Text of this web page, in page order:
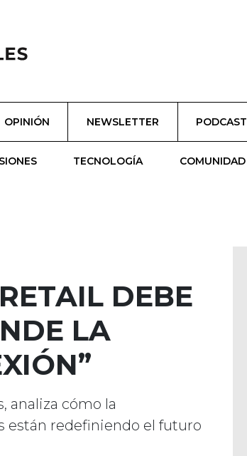
OPINIÓN NEWSLETTER PODCAST
TECNOLOGÍA COMUNIDAD
DEBE
LA
analiza cómo la
están redefiniendo el futuro